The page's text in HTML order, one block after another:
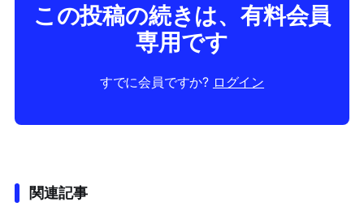
この投稿の続きは、有料会員
専用です
すでに会員ですか? ログイン
関連記事